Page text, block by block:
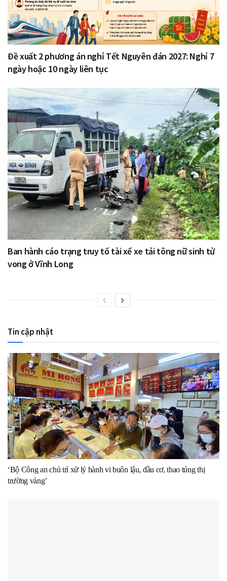
Đề xuất 2 phương án nghỉ Tết Nguyên đán 2027: Nghỉ 7
ngày hoặc 10 ngày liên tục
Ban hành cáo trạng truy tố tài xế xe tải tông nữ sinh tử
vong ở Vĩnh Long
Tin cập nhật
‘Bộ Công an chủ trì xử lý hành vi buôn lậu, đầu cơ, thao túng thị
trường vàng’